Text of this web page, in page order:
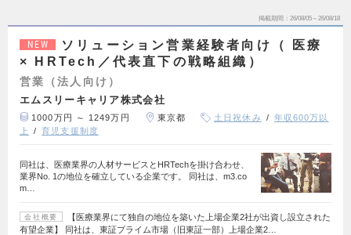
掲載期間 26/08/05～26/08/18
NEW
ソリューション営業経験者向け（ 医療
× HRTech／代表直下の戦略組織）
営業（法人向け）
エムスリーキャリア株式会社
1000万円 ～ 1249万円 東京都 土日祝休み
年収600万以
上
育児支援制度
同社は、医療業界の人材サービスとHRTechを掛け合わせ、
業界No. 1の地位を確立している企業です。 同社は、m3.co
m…
会社概要
【医療業界にて独自の地位を築いた上場企業2社が出資し設立された
有望企業】 同社は、東証プライム市場（旧東証一部）上場企業2…